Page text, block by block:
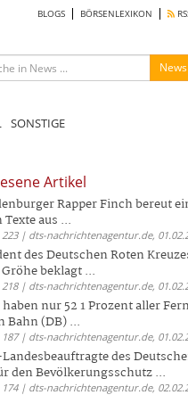
BLOGS BÖRSENLEXIKON
SONSTIGE
Artikel
Rapper Finch bereut
aus ...
| dts-nachrichtenagentur.de,
des Deutschen Roten
beklagt ...
| dts-nachrichtenagentur.de,
nur 52 1 Prozent aller
Bahn (DB) ...
| dts-nachrichtenagentur.de,
des
den Bevölkerungsschutz ...
| dts-nachrichtenagentur.de,